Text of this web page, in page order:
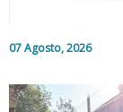
07 Agosto, 2026